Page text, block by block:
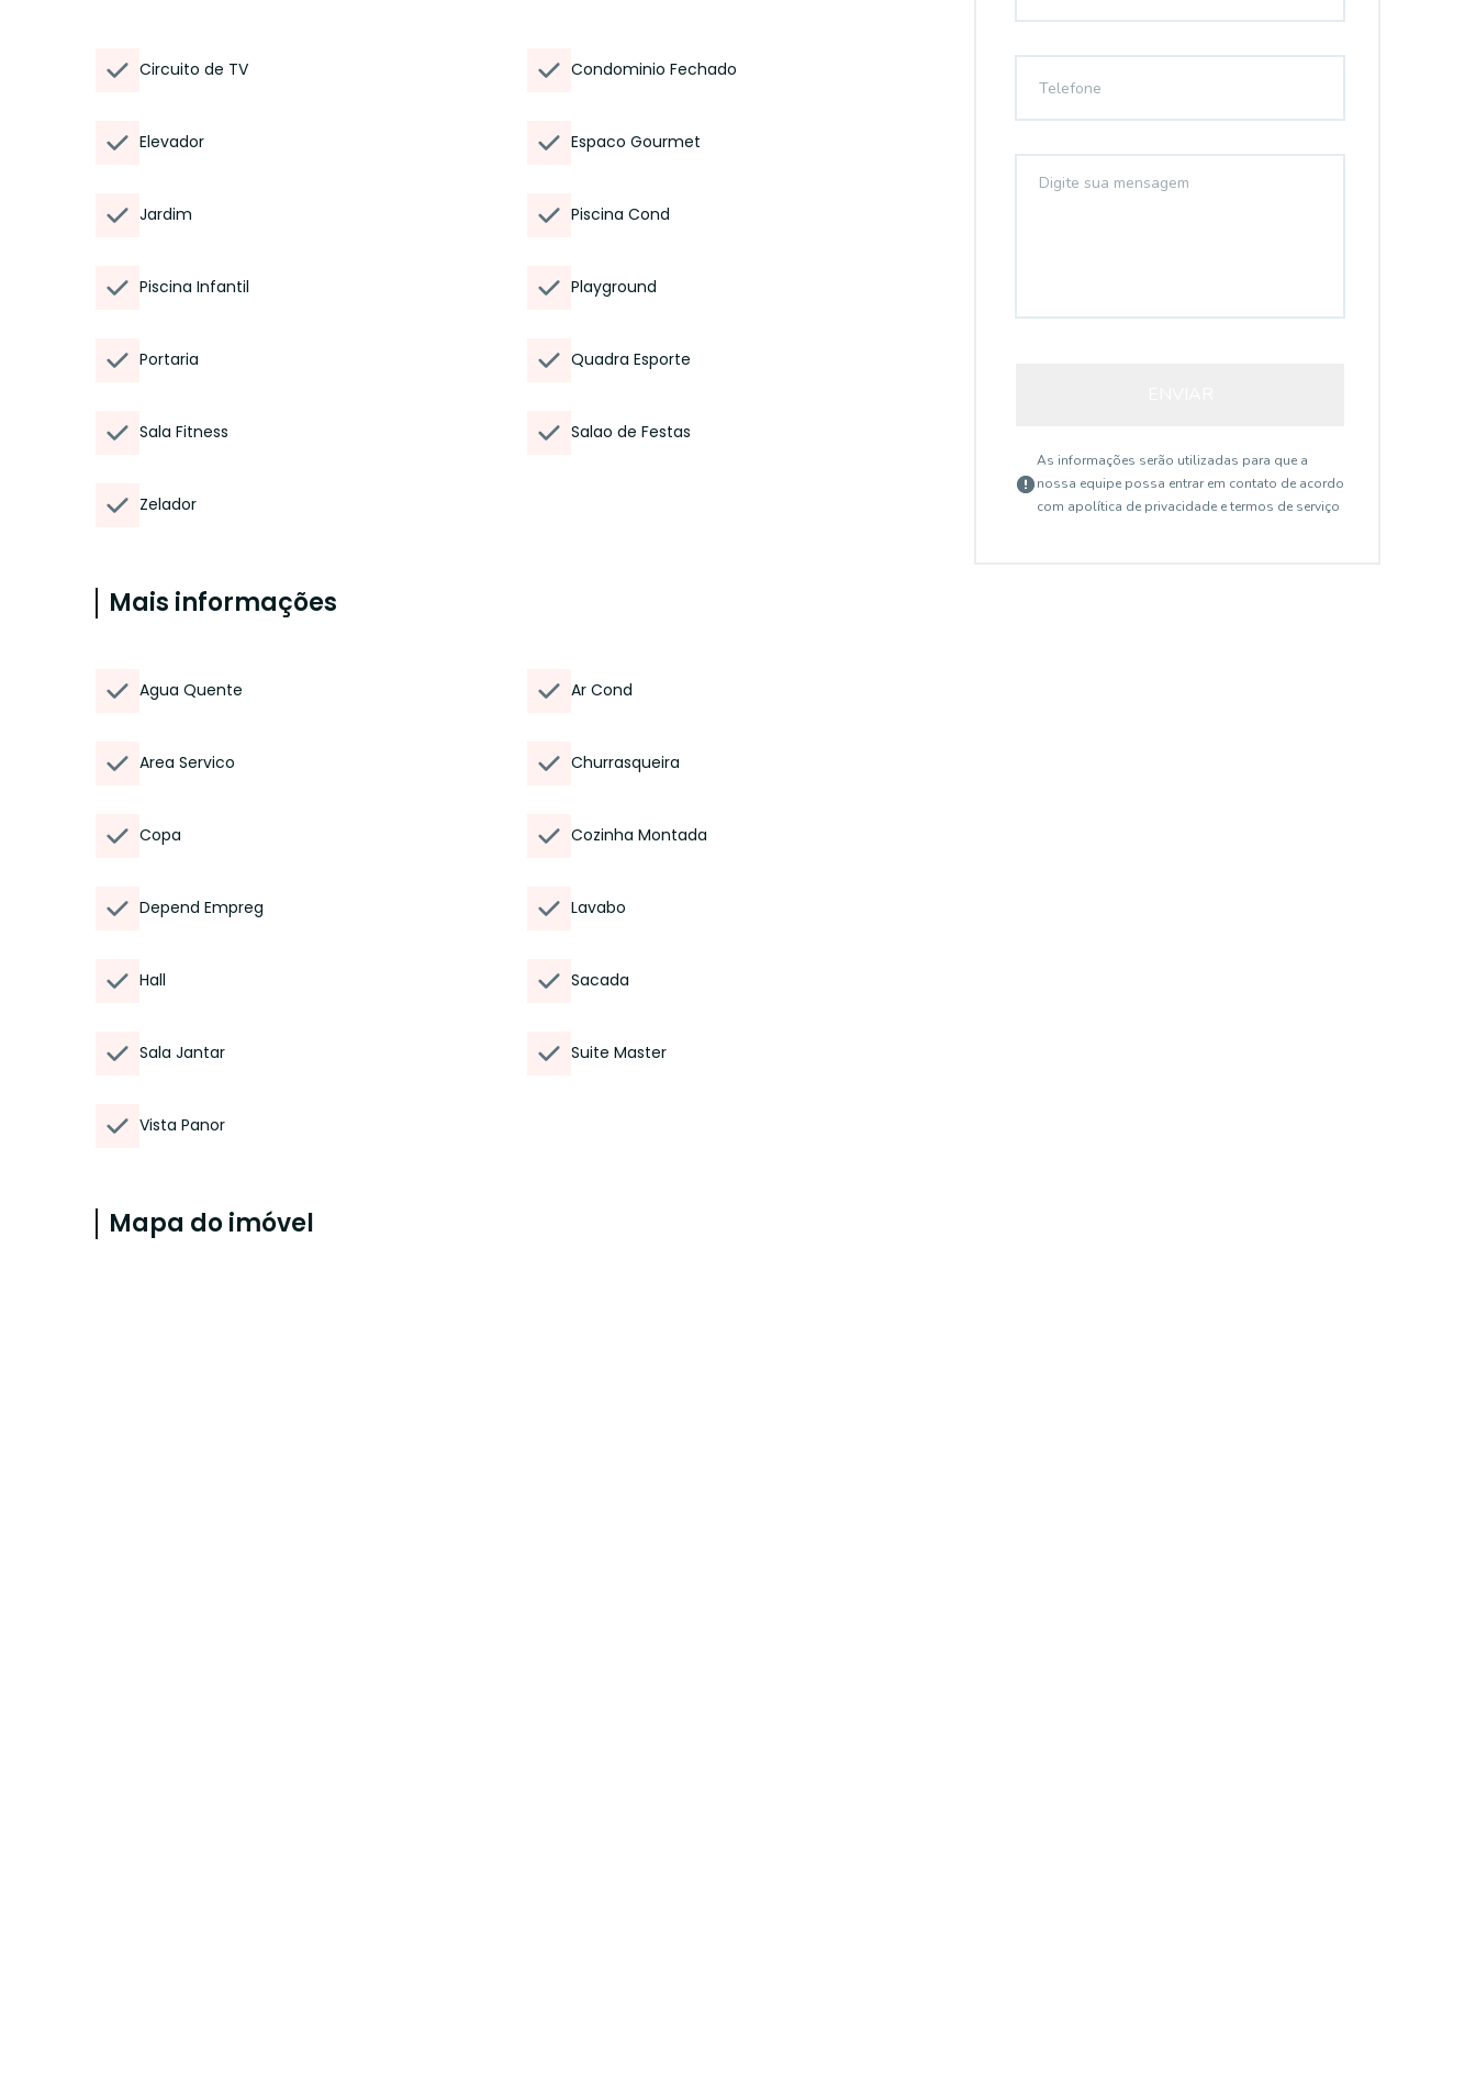
Circuito de TV Condominio Fechado
Elevador Espaco Gourmet
Jardim Piscina Cond
Piscina Infantil Playground
Portaria Quadra Esporte
Sala Fitness Salao de Festas
Zelador
Mais informações
Agua Quente Ar Cond
Area Servico Churrasqueira
Copa Cozinha Montada
Depend Empreg Lavabo
Hall Sacada
Sala Jantar Suite Master
Vista Panor
Mapa do imóvel
As informações serão utilizadas para que a
nossa equipe possa entrar em contato de acordo
com apolítica de privacidade e termos de serviço